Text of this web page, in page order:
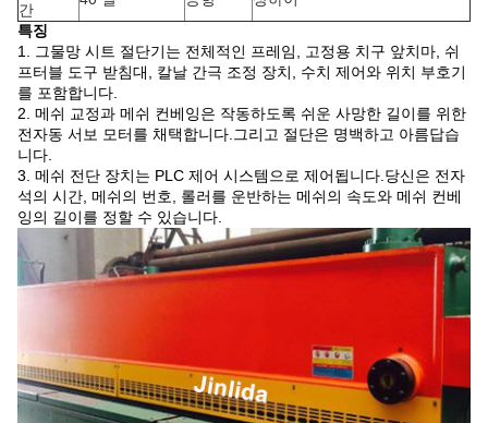
간
특징
1. 그물망 시트 절단기는 전체적인 프레임, 고정용 치구 앞치마, 쉬
프터블 도구 받침대, 칼날 간극 조정 장치, 수치 제어와 위치 부호기
를 포함합니다.
2. 메쉬 교정과 메쉬 컨베잉은 작동하도록 쉬운 사망한 길이를 위한
전자동 서보 모터를 채택합니다.그리고 절단은 명백하고 아름답습
니다.
3. 메쉬 전단 장치는 PLC 제어 시스템으로 제어됩니다.당신은 전자
석의 시간, 메쉬의 번호, 롤러를 운반하는 메쉬의 속도와 메쉬 컨베
잉의 길이를 정할 수 있습니다.